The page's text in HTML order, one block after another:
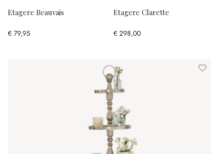
Etagere Beauvais
€ 79,95
Etagere Clarette
€ 298,00